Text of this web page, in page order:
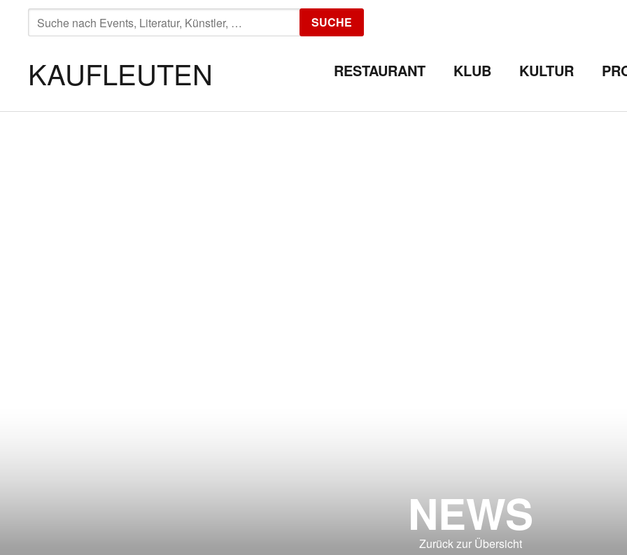
SUCHE
NACH:
SUCHE
KAUFLEUTEN RESTAURANT KLUB KULTUR
NEWS
Zurück zur Übersicht